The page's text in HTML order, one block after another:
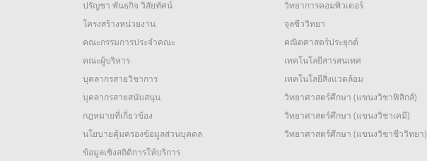
ปรัญชา พันธกิจ วิสัยทัศน์
โครงสร้างหน่วยงาน
คณะกรรมการประจำคณะ
คณะผู้บริหาร
บุคลากรสายวิชาการ
บุคลากรสายสนับสนุน
กฎหมายที่เกี่ยวข้อง
นโยบายคุ้มครองข้อมูลส่วนบุคคล
ข้อมูลเชิงสถิติการให้บริการ
วิทยาการคอมพิวเตอร์
จุลชีววิทยา
คณิตศาสตร์ประยุกต์
เทคโนโลยีสารสนเทศ
เทคโนโลยีสิ่งแวดล้อม
วิทยาศาสตร์ศึกษา (แขนงวิชาฟิสิกส์)
วิทยาศาสตร์ศึกษา (แขนงวิชาเคมี)
วิทยาศาสตร์ศึกษา (แขนงวิชาชีววิทยา)